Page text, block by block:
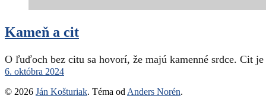
Kameň a cit
O ľuďoch bez citu sa hovorí, že majú kamenné srdce. Cit
6. októbra 2024
© 2026 Ján Košturiak. Téma od Anders Norén.